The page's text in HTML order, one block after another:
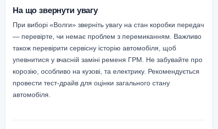
На що звернути увагу
При виборі «Волги» зверніть увагу на стан коробки передач
— перевірте, чи немає проблем з перемиканням. Важливо
також перевірити сервісну історію автомобіля, щоб
упевнитися у вчасній заміні ременя ГРМ. Не забувайте про
корозію, особливо на кузові, та електрику. Рекомендується
провести тест-драйв для оцінки загального стану
автомобіля.